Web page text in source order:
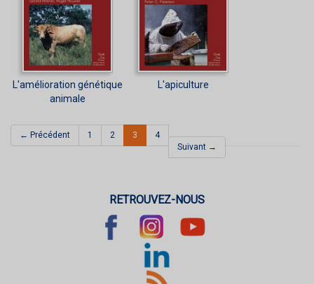
L'amélioration génétique
animale
L'apiculture
← Précédent 1 2 3 (current)
4
Suivant →
RETROUVEZ-NOUS